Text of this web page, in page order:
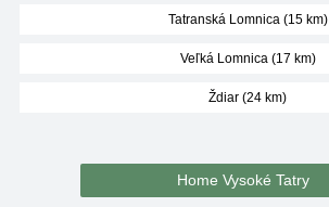
Tatranská Lomnica (15 km)
Veľká Lomnica (17 km)
Ždiar (24 km)
Home Vysoké Tatry